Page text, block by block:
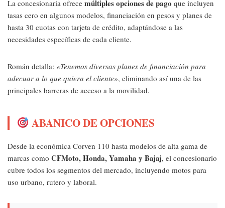
La concesionaria ofrece múltiples opciones de pago que incluyen
tasas cero en algunos modelos, financiación en pesos y planes de
hasta 30 cuotas con tarjeta de crédito, adaptándose a las
necesidades específicas de cada cliente.
Román detalla: «Tenemos diversas planes de financiación para
adecuar a lo que quiera el cliente», eliminando así una de las
principales barreras de acceso a la movilidad.
ABANICO DE OPCIONES
Desde la económica Corven 110 hasta modelos de alta gama de
marcas como CFMoto, Honda, Yamaha y Bajaj, el concesionario
cubre todos los segmentos del mercado, incluyendo motos para
uso urbano, rutero y laboral.